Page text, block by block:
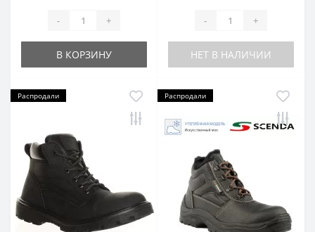
- +
В КОРЗИНУ
- +
НЕТ В НАЛИЧИИ
Распродали Распродали